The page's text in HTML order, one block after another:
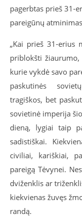
pagerbtas prieš 31-
pareigūnų
„Kai prieš 31-erius
priblokšti
kurie vykdė savo
paskutinės
tragiškos, bet
sovietinė imperija
dieną, lygiai taip
sadistiškai.
civiliai, kariškiai,
pareigą Tėvynei.
dviženklis ar
kiekvienas žuvęs
randą.